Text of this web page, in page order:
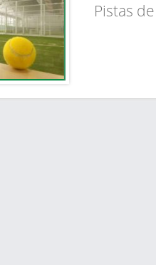
Pistas